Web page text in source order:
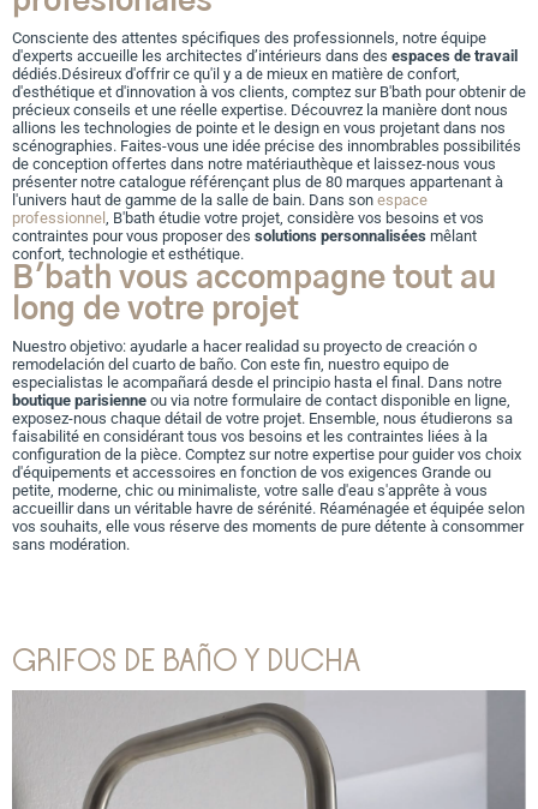
Consciente des attentes spécifiques des professionnels, notre équipe
d'experts accueille les architectes d’intérieurs dans des espaces de travail
dédiés.Désireux d'offrir ce qu'il y a de mieux en matière de confort,
d'esthétique et d'innovation à vos clients, comptez sur B'bath pour obtenir de
précieux conseils et une réelle expertise. Découvrez la manière dont nous
allions les technologies de pointe et le design en vous projetant dans nos
scénographies. Faites-vous une idée précise des innombrables possibilités
de conception offertes dans notre matériauthèque et laissez-nous vous
présenter notre catalogue référençant plus de 80 marques appartenant à
l'univers haut de gamme de la salle de bain. Dans son espace
professionnel , B'bath étudie votre projet, considère vos besoins et vos
contraintes pour vous proposer des solutions personnalisées mêlant
confort, technologie et esthétique.
B'bath vous accompagne tout au
long de votre projet
Nuestro objetivo: ayudarle a hacer realidad su proyecto de creación o
remodelación del cuarto de baño. Con este fin, nuestro equipo de
especialistas le acompañará desde el principio hasta el final. Dans notre
boutique parisienne ou via notre formulaire de contact disponible en ligne,
exposez-nous chaque détail de votre projet. Ensemble, nous étudierons sa
faisabilité en considérant tous vos besoins et les contraintes liées à la
configuration de la pièce. Comptez sur notre expertise pour guider vos choix
d'équipements et accessoires en fonction de vos exigences Grande ou
petite, moderne, chic ou minimaliste, votre salle d'eau s'apprête à vous
accueillir dans un véritable havre de sérénité. Réaménagée et équipée selon
vos souhaits, elle vous réserve des moments de pure détente à consommer
sans modération.
GRIFOS DE BAÑO Y DUCHA